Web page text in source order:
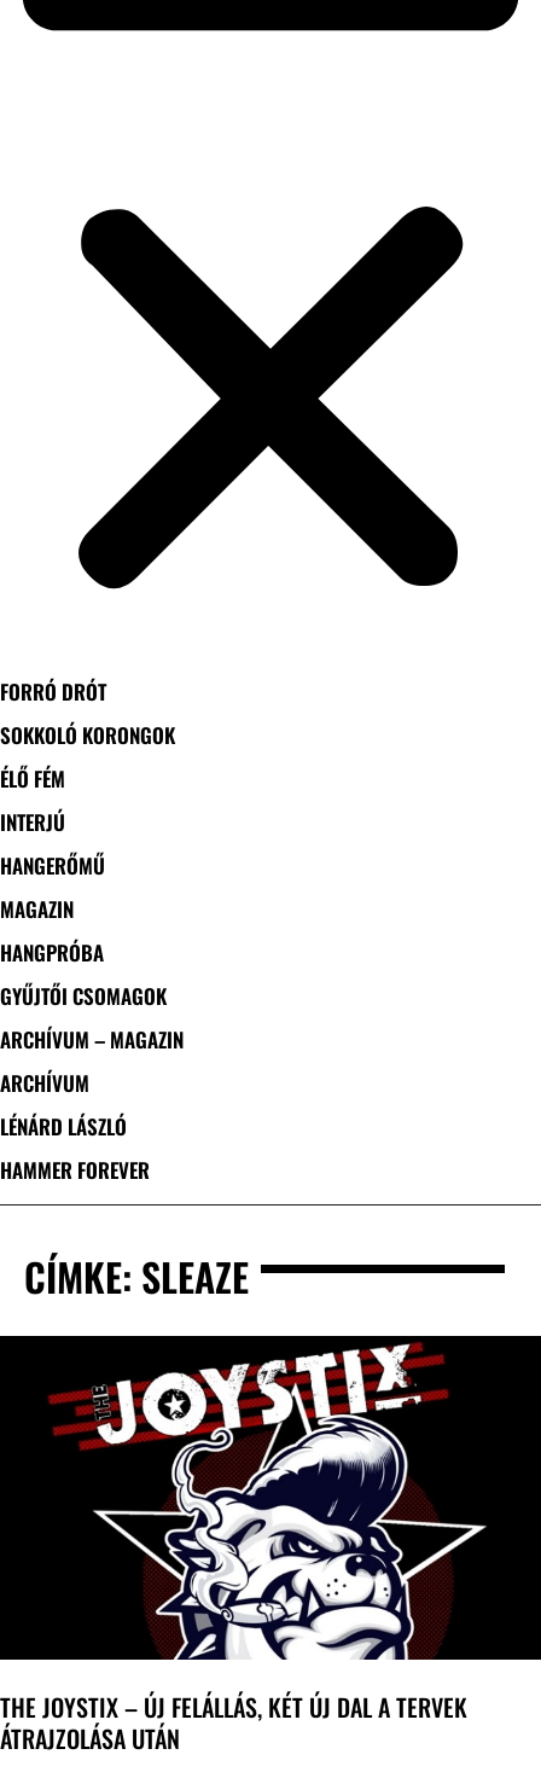
FORRÓ DRÓT
SOKKOLÓ KORONGOK
ÉLŐ FÉM
INTERJÚ
HANGERŐMŰ
MAGAZIN
HANGPRÓBA
GYŰJTŐI CSOMAGOK
ARCHÍVUM – MAGAZIN
ARCHÍVUM
LÉNÁRD LÁSZLÓ
HAMMER FOREVER
CÍMKE: SLEAZE
THE JOYSTIX – ÚJ FELÁLLÁS, KÉT ÚJ DAL A TERVEK
ÁTRAJZOLÁSA UTÁN